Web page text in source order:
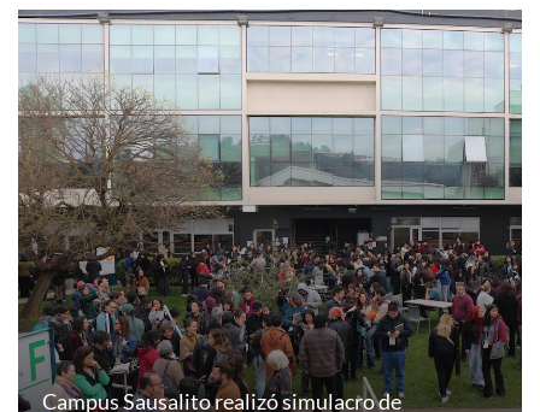
Campus Sausalito realizó simulacro de